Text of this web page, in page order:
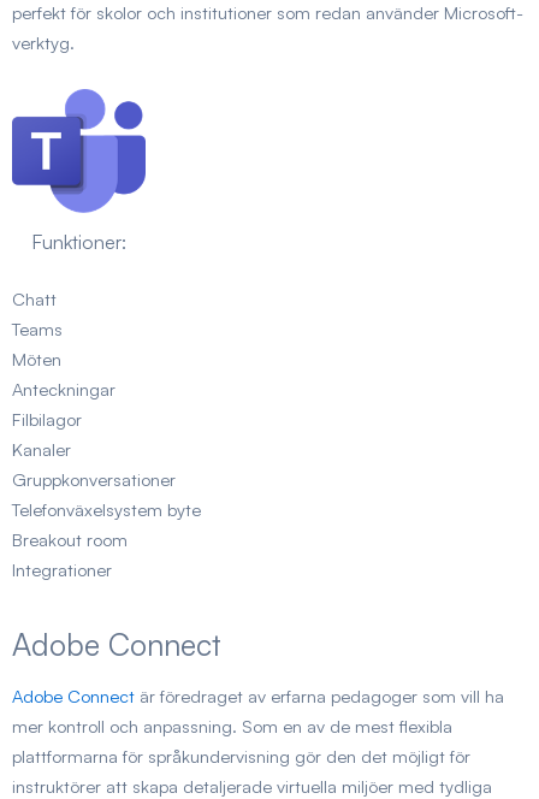
perfekt för skolor och institutioner som redan använder Microsoft-
verktyg.
Funktioner:
Chatt
Teams
Möten
Anteckningar
Filbilagor
Kanaler
Gruppkonversationer
Telefonväxelsystem byte
Breakout room
Integrationer
Adobe Connect
Adobe Connect är föredraget av erfarna pedagoger som vill ha
mer kontroll och anpassning. Som en av de mest flexibla
plattformarna för språkundervisning gör den det möjligt för
instruktörer att skapa detaljerade virtuella miljöer med tydliga